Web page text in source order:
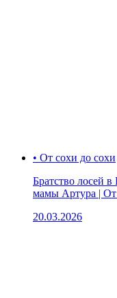
• От сохи до сохи
Братство лосей
мамы Артура | От
20.03.2026